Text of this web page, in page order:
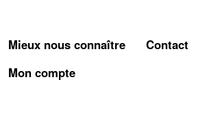
Mieux nous connaître Contact
Mon compte